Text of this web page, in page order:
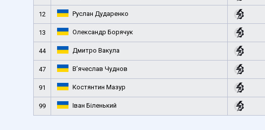
12 Руслан Дударенко
13 Олександр Борячук
44 Дмитро Вакула
47 В’ячеслав Чуднов
91 Костянтин Мазур
99 Іван Біленький